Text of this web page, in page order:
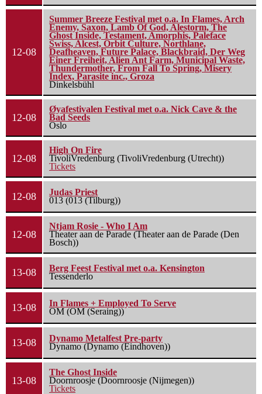
12-08
Summer Breeze Festival met o.a. In Flames, Arch
Enemy, Saxon, Lamb Of God, Alestorm, The
Ghost Inside, Testament, Amorphis, Paleface
Swiss, Alcest, Orbit Culture, Northlane,
Deafheaven, Future Palace, Blackbraid, Der Weg
Einer Freiheit, Alien Ant Farm, Municipal Waste,
Thundermother, From Fall To Spring, Misery
Index, Parasite inc., Groza
Dinkelsbühl
12-08
Øyafestivalen Festival met o.a. Nick Cave & the
Bad Seeds
Oslo
12-08
High On Fire
TivoliVredenburg (TivoliVredenburg (Utrecht))
Tickets
12-08
Judas Priest
013 (013 (Tilburg))
12-08
Ntjam Rosie - Who I Am
Theater aan de Parade (Theater aan de Parade (Den
Bosch))
13-08
Berg Feest Festival met o.a. Kensington
Tessenderlo
13-08
In Flames + Employed To Serve
OM (OM (Seraing))
13-08
Dynamo Metalfest Pre-party
Dynamo (Dynamo (Eindhoven))
13-08
The Ghost Inside
Doornroosje (Doornroosje (Nijmegen))
Tickets